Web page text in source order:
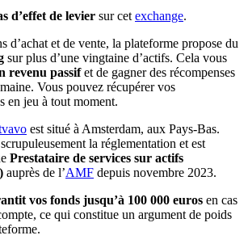
d’effet de levier sur cet exchange.
d’achat et de vente, la plateforme propose du
sur plus d’une vingtaine d’actifs. Cela vous
revenu passifet de gagner des récompenses
Vous pouvez récupérer vos
en jeu à tout moment.
est situé à Amsterdam, aux Pays-Bas.
la réglementation et est
Prestataire de services sur actifs
) auprès de l’AMF depuis novembre 2023.
vos fonds jusqu’à 100 000 euros en cas
ce qui constitue un argument de poids